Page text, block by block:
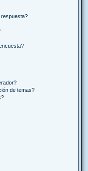
respuesta?
de temas?